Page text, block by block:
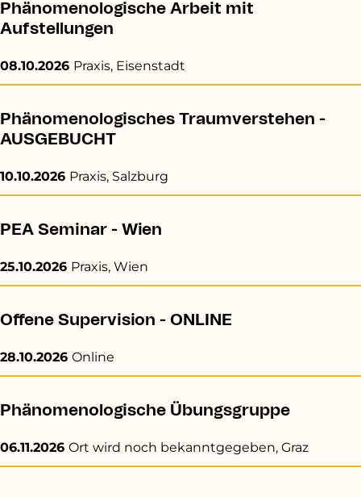
Phänomenologische Arbeit mit
Aufstellungen
08.10.2026 Praxis, Eisenstadt
Phänomenologisches Traumverstehen -
AUSGEBUCHT
10.10.2026 Praxis, Salzburg
PEA Seminar - Wien
25.10.2026 Praxis, Wien
Offene Supervision - ONLINE
28.10.2026 Online
Phänomenologische Übungsgruppe
06.11.2026 Ort wird noch bekanntgegeben, Graz